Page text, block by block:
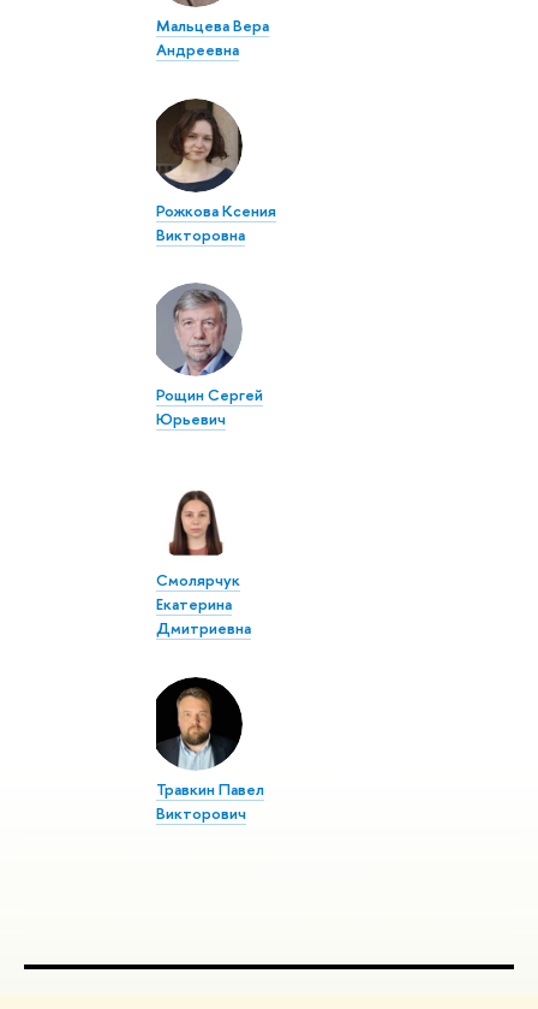
Мальцева Вера
Андреевна
Рожкова Ксения
Викторовна
Рощин Сергей
Юрьевич
Смолярчук
Екатерина
Дмитриевна
Травкин Павел
Викторович